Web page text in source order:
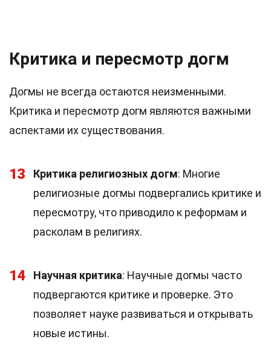
Критика и пересмотр догм
Догмы не всегда остаются неизменными.
Критика и пересмотр догм являются важными
аспектами их существования.
13 Критика религиозных догм: Многие
религиозные догмы подвергались критике и
пересмотру, что приводило к реформам и
расколам в религиях.
14 Научная критика: Научные догмы часто
подвергаются критике и проверке. Это
позволяет науке развиваться и открывать
новые истины.